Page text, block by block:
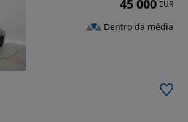
45 000 EUR
Dentro da média